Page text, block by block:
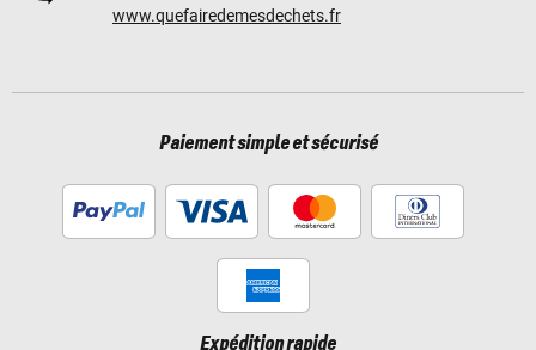
www.quefairedemesdechets.fr
Paiement simple et sécurisé
Expédition rapide